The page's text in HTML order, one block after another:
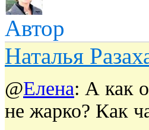
Автор
Наталья
@Елена: А как
не жарко? Как